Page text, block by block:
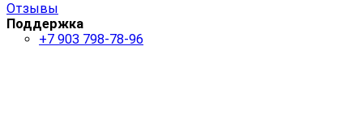
Отзывы
Поддержка
+7 903 798-78-96